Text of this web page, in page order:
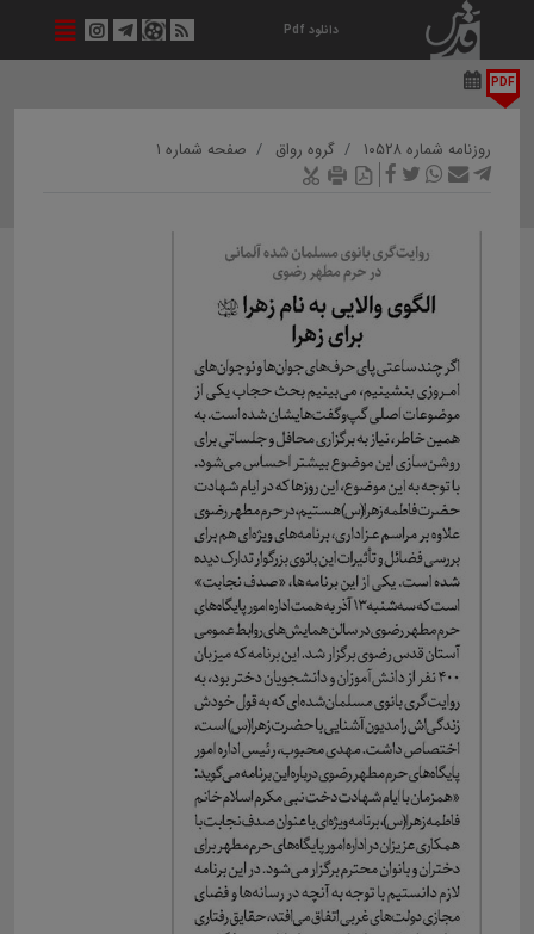
دانلود Pdf
PDF
روزنامه شماره ۱۰۵۲۸ گروه رواق صفحه شماره ۱